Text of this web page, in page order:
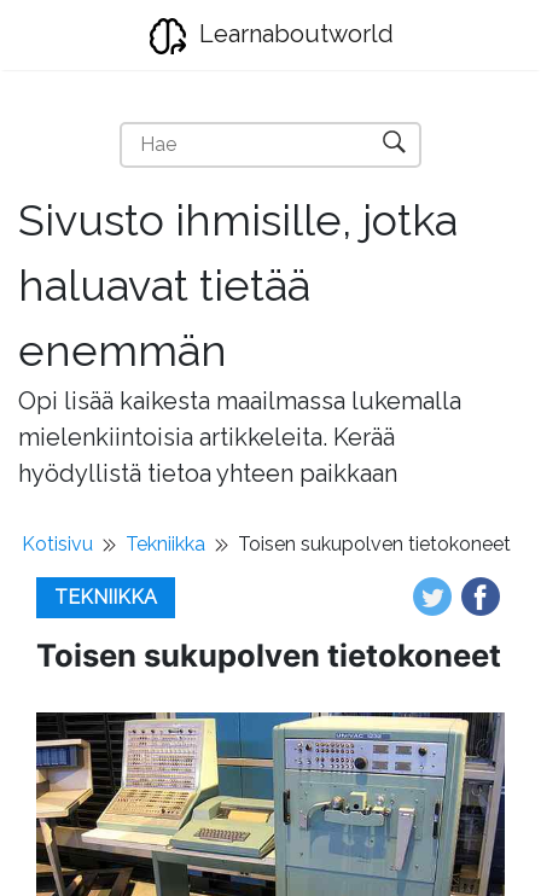
Learnaboutworld
Sivusto ihmisille, jotka
haluavat tietää
enemmän
Opi lisää kaikesta maailmassa lukemalla
mielenkiintoisia artikkeleita. Kerää
hyödyllistä tietoa yhteen paikkaan
Kotisivu Tekniikka Toisen sukupolven tietokoneet
TEKNIIKKA
Toisen sukupolven tietokoneet